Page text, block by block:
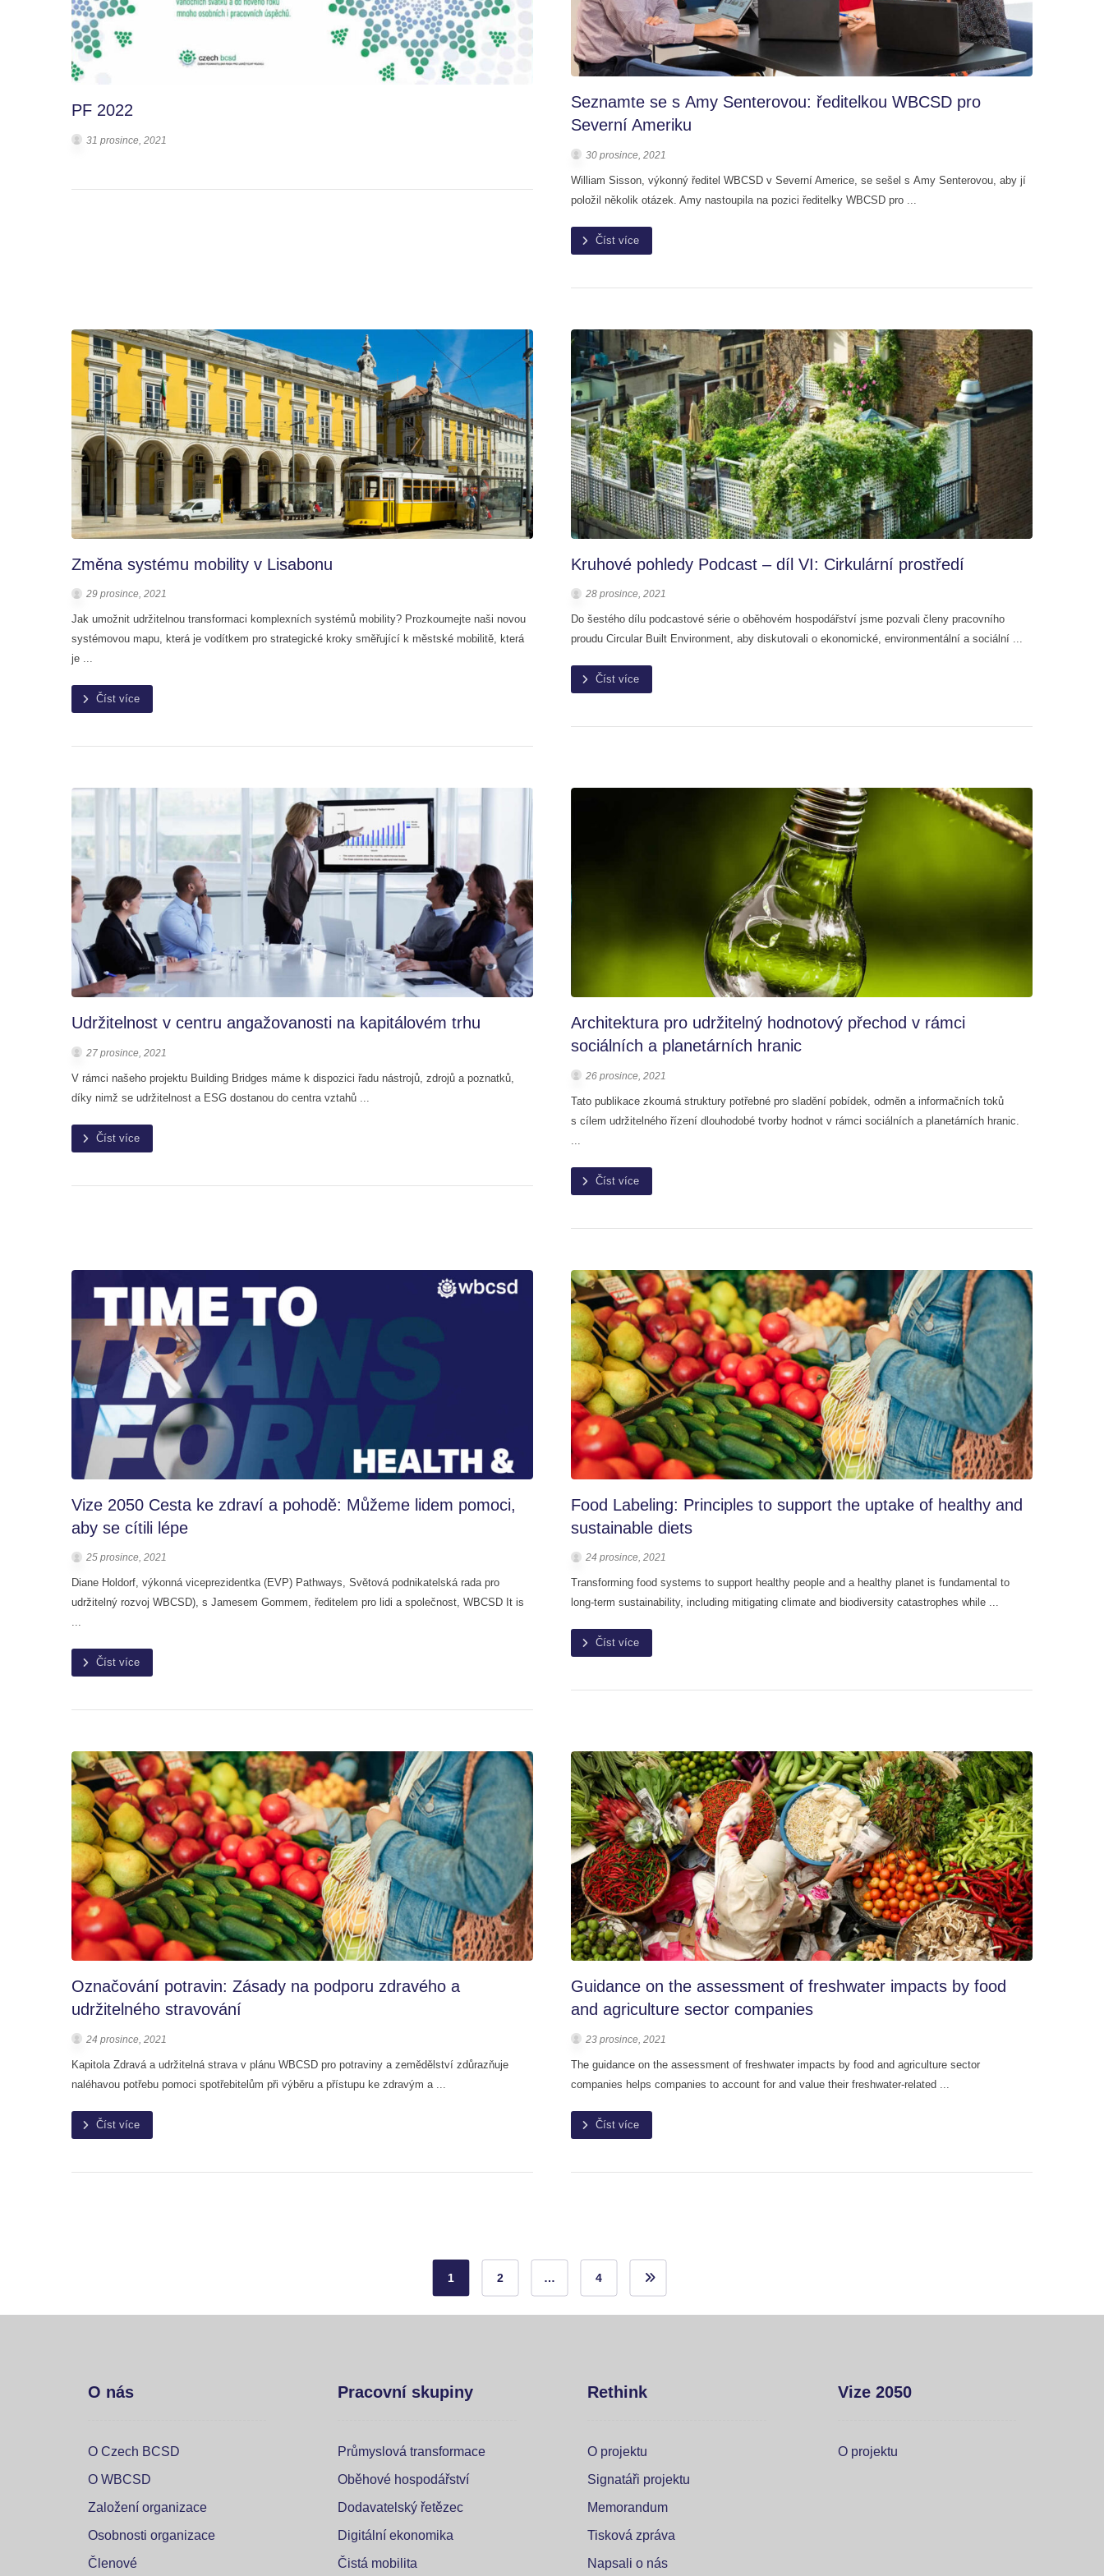
PF 2022
31 prosince, 2021
Seznamte se s Amy Senterovou: ředitelkou WBCSD pro
Severní Ameriku
30 prosince, 2021
William Sisson, výkonný ředitel WBCSD v Severní Americe, se sešel s Amy Senterovou, aby jí
položil několik otázek. Amy nastoupila na pozici ředitelky WBCSD pro ...
Číst více
Změna systému mobility v Lisabonu
29 prosince, 2021
Jak umožnit udržitelnou transformaci komplexních systémů mobility? Prozkoumejte naši novou
systémovou mapu, která je vodítkem pro strategické kroky směřující k městské mobilitě, která
je ...
Číst více
Kruhové pohledy Podcast – díl VI: Cirkulární prostředí
28 prosince, 2021
Do šestého dílu podcastové série o oběhovém hospodářství jsme pozvali členy pracovního
proudu Circular Built Environment, aby diskutovali o ekonomické, environmentální a sociální ...
Číst více
Udržitelnost v centru angažovanosti na kapitálovém trhu
27 prosince, 2021
V rámci našeho projektu Building Bridges máme k dispozici řadu nástrojů, zdrojů a poznatků,
díky nimž se udržitelnost a ESG dostanou do centra vztahů ...
Číst více
Architektura pro udržitelný hodnotový přechod v rámci
sociálních a planetárních hranic
26 prosince, 2021
Tato publikace zkoumá struktury potřebné pro sladění pobídek, odměn a informačních toků
s cílem udržitelného řízení dlouhodobé tvorby hodnot v rámci sociálních a planetárních hranic.
Číst více
Vize 2050 Cesta ke zdraví a pohodě: Můžeme lidem pomoci,
aby se cítili lépe
25 prosince, 2021
Diane Holdorf, výkonná viceprezidentka (EVP) Pathways, Světová podnikatelská rada pro
udržitelný rozvoj WBCSD), s Jamesem Gommem, ředitelem pro lidi a společnost, WBCSD It is
...
Číst více
Food Labeling: Principles to support the uptake of healthy and
sustainable diets
24 prosince, 2021
Transforming food systems to support healthy people and a healthy planet is fundamental to
long-term sustainability, including mitigating climate and biodiversity catastrophes while ...
Číst více
Označování potravin: Zásady na podporu zdravého a
udržitelného stravování
24 prosince, 2021
Kapitola Zdravá a udržitelná strava v plánu WBCSD pro potraviny a zemědělství zdůrazňuje
naléhavou potřebu pomoci spotřebitelům při výběru a přístupu ke zdravým a ...
Číst více
Guidance on the assessment of freshwater impacts by food
and agriculture sector companies
23 prosince, 2021
The guidance on the assessment of freshwater impacts by food and agriculture sector
companies helps companies to account for and value their freshwater-related ...
Číst více
1 2 4
O nás
O Czech BCSD
O WBCSD
Založení organizace
Osobnosti organizace
Členové
Pracovní skupiny
Průmyslová transformace
Oběhové hospodářství
Dodavatelský řetězec
Digitální ekonomika
Čistá mobilita
Rethink
O projektu
Signatáři projektu
Memorandum
Tisková zpráva
Napsali o nás
Vize 2050
O projektu